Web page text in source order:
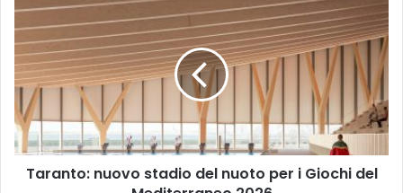
stadio
del
nuoto
per
i
Giochi
del
Mediterraneo
Taranto: nuovo stadio del nuoto per i Giochi del